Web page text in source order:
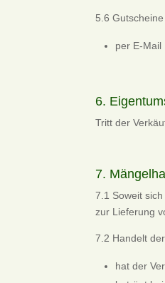
5.6
per E-Mail
6.
Tritt der
7.
7.1 Soweit
zur Lieferung
7.2 Handelt
hat der